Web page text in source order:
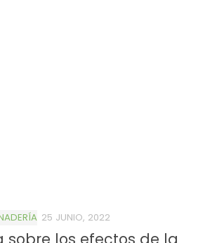
25 JUNIO, 2022
sobre los efectos de la